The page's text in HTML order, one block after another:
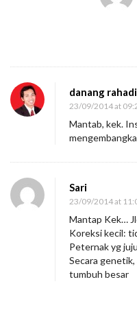
danang rahadi
23/09/2014 at
Mantab, kek.
Sari
23/09/2014 at
Mantap Kek…
Koreksi kecil:
Peternak yg
Secara
tumbuh besar